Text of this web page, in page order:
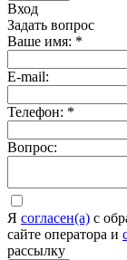
Вход
Задать вопрос
Ваше имя: *
E-mail:
Телефон: *
Вопрос:
Я согласен(а) c
сайте оператора и
рассылку